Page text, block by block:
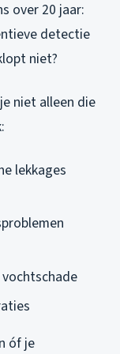
over 20 jaar:
detectie
niet?
niet alleen die
lekkages
óf je